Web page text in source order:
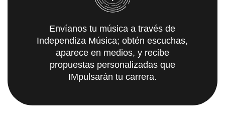
Envíanos tu música a través de
Independiza Música; obtén escuchas,
aparece en medios, y recibe
propuestas personalizadas que
IMpulsarán tu carrera.